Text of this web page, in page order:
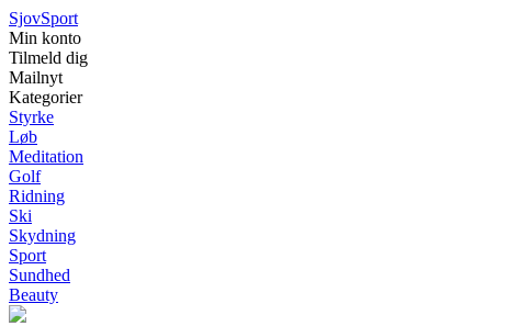
SjovSport
Min konto
Tilmeld dig
Mailnyt
Kategorier
Styrke
Løb
Meditation
Golf
Ridning
Ski
Skydning
Sport
Sundhed
Beauty